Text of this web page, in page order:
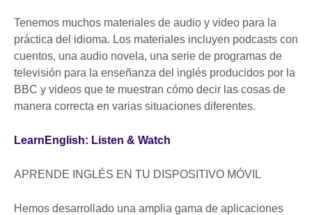
Tenemos muchos materiales de audio y video para la
práctica del idioma. Los materiales incluyen podcasts con
cuentos, una audio novela, una serie de programas de
televisión para la enseñanza del inglés producidos por la
BBC y videos que te muestran cómo decir las cosas de
manera correcta en varias situaciones diferentes.
LearnEnglish: Listen & Watch
APRENDE INGLÉS EN TU DISPOSITIVO MÓVIL
Hemos desarrollado una amplia gama de aplicaciones